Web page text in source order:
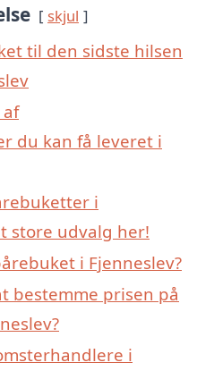
skjul
til den sidste hilsen
du kan få leveret i
i
store udvalg her!
i Fjenneslev?
bestemme prisen på
i